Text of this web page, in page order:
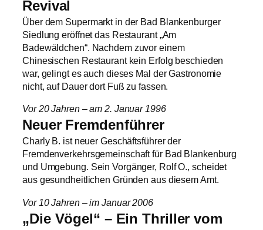
Revival
Über dem Supermarkt in der Bad Blankenburger
Siedlung eröffnet das Restaurant „Am
Badewäldchen“. Nachdem zuvor einem
Chinesischen Restaurant kein Erfolg beschieden
war, gelingt es auch dieses Mal der Gastronomie
nicht, auf Dauer dort Fuß zu fassen.
Vor 20 Jahren – am 2. Januar 1996
Neuer Fremdenführer
Charly B. ist neuer Geschäftsführer der
Fremdenverkehrsgemeinschaft für Bad Blankenburg
und Umgebung. Sein Vorgänger, Rolf O., scheidet
aus gesundheitlichen Gründen aus diesem Amt.
Vor 10 Jahren – im Januar 2006
„Die Vögel“ – Ein Thriller vom